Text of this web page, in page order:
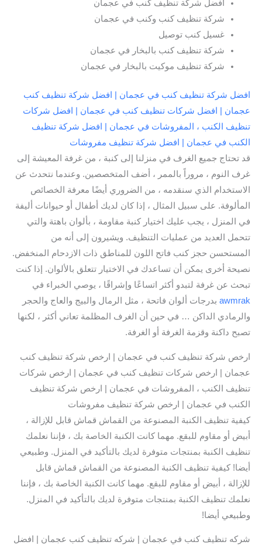
افضل شركة تنظيف كنب في عجمان
شركة تنظيف كنب وكنب في عجمان
غسيل كنب توصيل
شركة تنظيف كنب بالبخار في عجمان
شركة تنظيف موكيت بالبخار في عجمان
افضل شركة تنظيف كنب في عجمان | افضل شركة تنظيف كنب
عجمان | افضل شركات تنظيف كنب في عجمان | افضل شركات
تنظيف الكنب ، المفروشات في عجمان | افضل شركة تنظيف
الكنب في عجمان | افضل شركة تنظيف مفروشات
قد تحتاج جميع الغرف في منزلنا إلى كنبة ، من غرفة المعيشة إلى
غرف النوم ، مروراً بالممر ، أضف المتخصصين. وعندما نتحدث عن
الاستخدام الذي سنقدمه ، من الضروري أيضًا معرفة الخصائص
المألوفة. على سبيل المثال ، إذا كان لديك أطفال أو حيوانات أليفة
في المنزل ، يجب عليك اختيار كنبة مقاومة ، بألوان باهتة والتي
تتحمل العديد من عمليات التنظيف. ويشيرون إلى أنه من
المستحسن حجز كنب فاتح اللون للمناطق ذات الازدحام المنخفض.
نصيحة أخرى يمكن أن تساعدك في الاختيار تتعلق بالألوان. إذا كنت
تبحث عن غرفة لتبدو أكثر اتساعًا وإشراقًا ، يوصي الخبراء في
awmrak بدرجات ألوان فاتحة ، مثل الرمال والبيج والعاج والحجر
والرمادي الداكن … في حين أن الغرف المظلمة تعاني أكثر ، لكنها
تصبح داكنة وقزمة الغرفة أو الغرفة.
ارخص شركة تنظيف كنب في عجمان | ارخص شركة تنظيف كنب
عجمان | ارخص شركات تنظيف كنب في عجمان | ارخص شركات
تنظيف الكنب ، المفروشات في عجمان | ارخص شركة تنظيف
الكنب في عجمان | ارخص شركة تنظيف مفروشات
كيفية تنظيف الكنبة المصنوعة من القماش قماش قابل للإزالة ،
أبيض أو مقاوم للبقع. مهما كانت الكنبة الخاصة بك ، فإننا نعلمك
تنظيف الكنبة بمنتجات متوفرة لديك بالتأكيد في المنزل. وطبيعي
أيضا! كيفية تنظيف الكنبة المصنوعة من القماش قماش قابل
للإزالة ، أبيض أو مقاوم للبقع. مهما كانت الكنبة الخاصة بك ، فإننا
نعلمك تنظيف الكنبة بمنتجات متوفرة لديك بالتأكيد في المنزل.
وطبيعي أيضا!
شركه تنظيف كنب في عجمان | شركه تنظيف كنب عجمان | افضل